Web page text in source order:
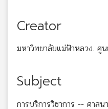
Creator
มหาวิทยาลัยแม่ฟ้าหลวง. ศูน
Subject
การบริการวิชาการ -- ศาส